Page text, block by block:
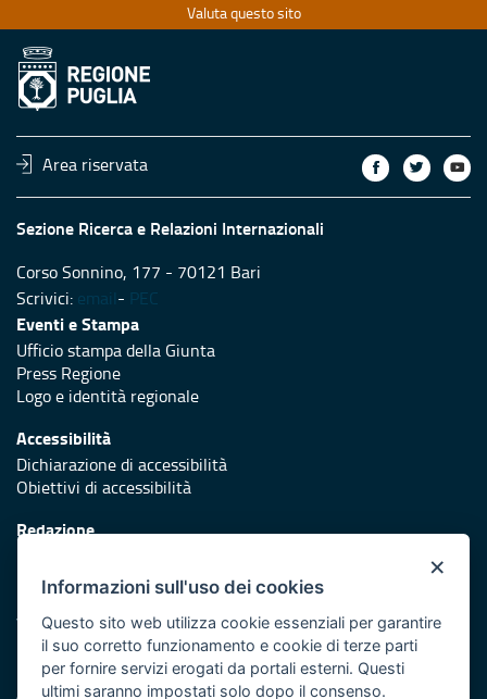
Valuta questo sito
Area riservata
Sezione Ricerca e Relazioni Internazionali
Corso Sonnino, 177 - 70121 Bari
Scrivici: email - PEC
Eventi e Stampa
Ufficio stampa della Giunta
Press Regione
Logo e identità regionale
Accessibilità
Dichiarazione di accessibilità
Obiettivi di accessibilità
Redazione
Protezione civile
Vai al sito di Protezione Civile Puglia
Iniziativa finanziata con risorse del POR Puglia 2014/2020 -
Asse XI
×
Informazioni sull'uso dei cookies
Questo sito web utilizza cookie essenziali per garantire
il suo corretto funzionamento e cookie di terze parti
per fornire servizi erogati da portali esterni. Questi
ultimi saranno impostati solo dopo il consenso.